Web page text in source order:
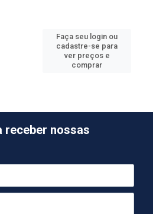
Faça seu login ou
cadastre-se para
ver preços e
comprar
receber nossas